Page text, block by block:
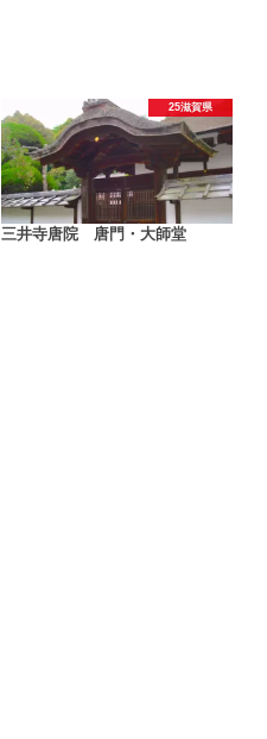
25滋賀県
三井寺唐院 唐門・大師堂